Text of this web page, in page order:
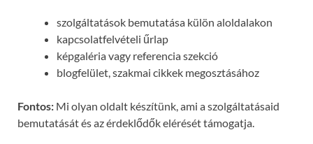
szolgáltatások bemutatása külön aloldalakon
kapcsolatfelvételi űrlap
képgaléria vagy referencia szekció
blogfelület, szakmai cikkek megosztásához
Fontos: Mi olyan oldalt készítünk, ami a szolgáltatásaid
bemutatását és az érdeklődők elérését támogatja.